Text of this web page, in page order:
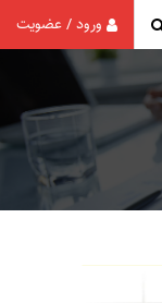
ورود/عضویت